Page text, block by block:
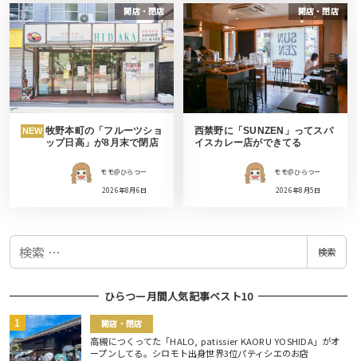
開店・閉店
NEW 牧野本町の「フルーツショ
ップ日高」が8月末で閉店
モモ＠ひらつー
2026年8月6日
開店・閉店
西禁野に「SUNZEN」ってスパ
イスカレー店ができてる
モモ＠ひらつー
2026年8月5日
検
検索
ひらつー月間人気記事ベスト10
開店・閉店
高槻につくってた「HALO, patissier KAORU YOSHIDA」がオ
ープンしてる。シロモト出身世界3位パティシエのお店